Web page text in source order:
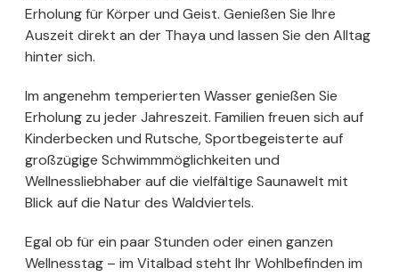
Erholung für Körper und Geist. Genießen Sie Ihre
Auszeit direkt an der Thaya und lassen Sie den Alltag
hinter sich.
Im angenehm temperierten Wasser genießen Sie
Erholung zu jeder Jahreszeit. Familien freuen sich auf
Kinderbecken und Rutsche, Sportbegeisterte auf
großzügige Schwimmmöglichkeiten und
Wellnessliebhaber auf die vielfältige Saunawelt mit
Blick auf die Natur des Waldviertels.
Egal ob für ein paar Stunden oder einen ganzen
Wellnesstag – im Vitalbad steht Ihr Wohlbefinden im